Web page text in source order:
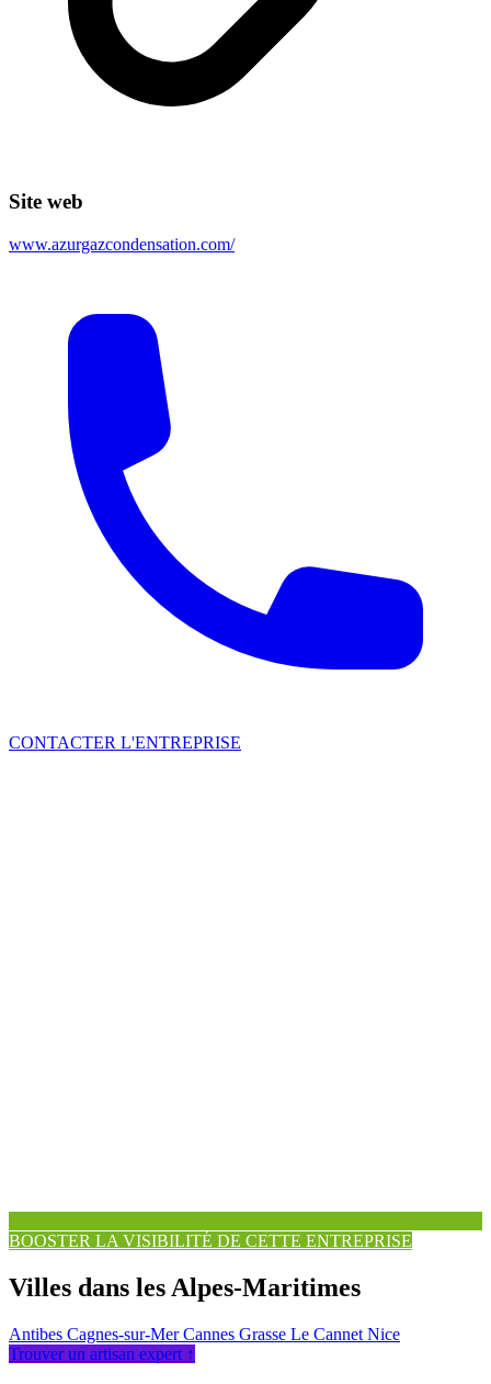
Site web
www.azurgazcondensation.com/
CONTACTER L'ENTREPRISE
BOOSTER LA VISIBILITÉ DE CETTE ENTREPRISE
Villes dans les Alpes-Maritimes
Antibes Cagnes-sur-MerCannes Grasse Le Cannet Nice
Trouver un artisan expert ↑